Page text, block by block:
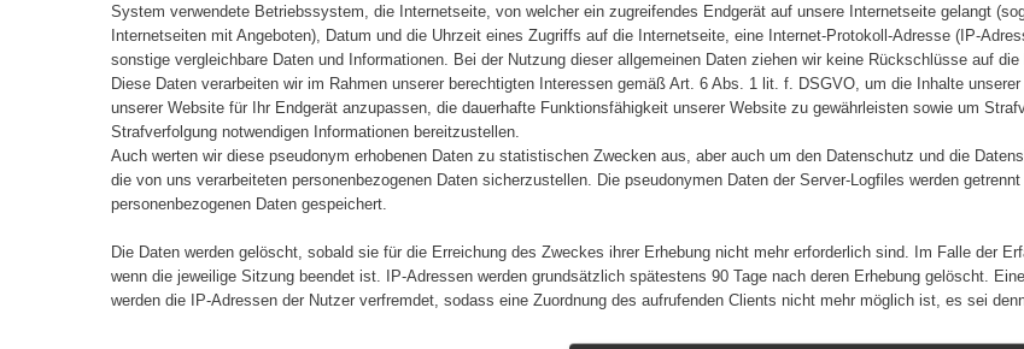
System verwendete Betriebssystem, die Internetseite, von welcher ein zugreifendes Endgerät auf unsere Internetseite gelangt
Internetseiten mit Angeboten), Datum und die Uhrzeit eines Zugriffs auf die Internetseite, eine Internet-Protokoll-Adresse (IP-
sonstige vergleichbare Daten und Informationen. Bei der Nutzung dieser allgemeinen Daten ziehen wir keine Rückschlüsse auf die
Diese Daten verarbeiten wir im Rahmen unserer berechtigten Interessen gemäß Art. 6 Abs. 1 lit. f. DSGVO, um die Inhalte
unserer Website für Ihr Endgerät anzupassen, die dauerhafte Funktionsfähigkeit unserer Website zu gewährleisten sowie um
Strafverfolgung notwendigen Informationen bereitzustellen.
Auch werten wir diese pseudonym erhobenen Daten zu statistischen Zwecken aus, aber auch um den Datenschutz und die
die von uns verarbeiteten personenbezogenen Daten sicherzustellen. Die pseudonymen Daten der Server-Logfiles werden
personenbezogenen Daten gespeichert.
Die Daten werden gelöscht, sobald sie für die Erreichung des Zweckes ihrer Erhebung nicht mehr erforderlich sind. Im Falle der
wenn die jeweilige Sitzung beendet ist. IP-Adressen werden grundsätzlich spätestens 90 Tage nach deren Erhebung gelöscht.
werden die IP-Adressen der Nutzer verfremdet, sodass eine Zuordnung des aufrufenden Clients nicht mehr möglich ist, es sei